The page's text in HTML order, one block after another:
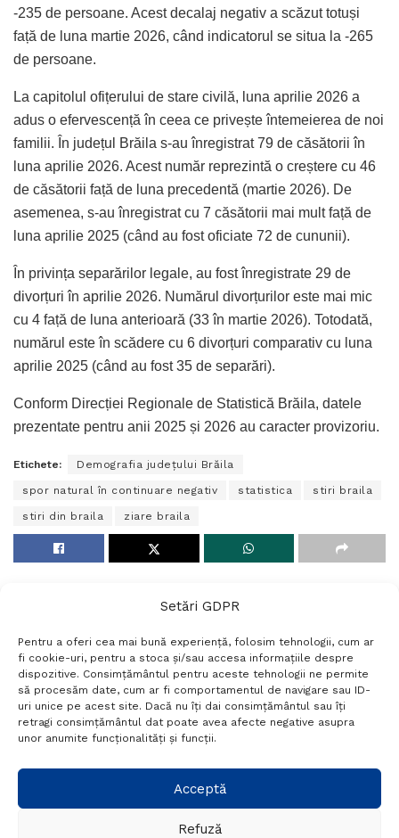
Setări GDPR
Pentru a oferi cea mai bună experiență, folosim tehnologii, cum ar
fi cookie-uri, pentru a stoca și/sau accesa informațiile despre
dispozitive. Consimțământul pentru aceste tehnologii ne permite
să procesăm date, cum ar fi comportamentul de navigare sau ID-
uri unice pe acest site. Dacă nu îți dai consimțământul sau îți
retragi consimțământul dat poate avea afecte negative asupra
unor anumite funcționalități și funcții.
Acceptă
Refuză
-235 de persoane. Acest decalaj negativ a scăzut totuși
față de luna martie 2026, când indicatorul se situa la -265
de persoane.
La capitolul ofițerului de stare civilă, luna aprilie 2026 a
adus o efervescență în ceea ce privește întemeierea de noi
familii. În județul Brăila s-au înregistrat 79 de căsătorii în
luna aprilie 2026. Acest număr reprezintă o creștere cu 46
de căsătorii față de luna precedentă (martie 2026). De
asemenea, s-au înregistrat cu 7 căsătorii mai mult față de
luna aprilie 2025 (când au fost oficiate 72 de cununii).
În privința separărilor legale, au fost înregistrate 29 de
divorțuri în aprilie 2026. Numărul divorțurilor este mai mic
cu 4 față de luna anterioară (33 în martie 2026). Totodată,
numărul este în scădere cu 6 divorțuri comparativ cu luna
aprilie 2025 (când au fost 35 de separări).
Conform Direcției Regionale de Statistică Brăila, datele
prezentate pentru anii 2025 și 2026 au caracter provizoriu.
Etichete: Demografia județului Brăila
spor natural în continuare negativ statistica stiri braila
stiri din braila ziare braila
Termeni si conditii
Politică de confidențialitate
Politica cookies
Setări GDPR
+40 788 760 194